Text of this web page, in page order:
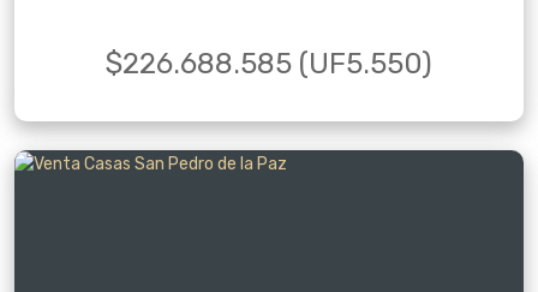
$226.688.585 (UF5.550)